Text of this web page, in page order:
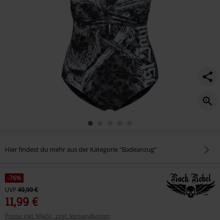
Hier findest du mehr aus der Kategorie "Badeanzug"
-76%
UVP49,99 €
11,99 €
Preise inkl. MwSt., zzgl. Versandkosten